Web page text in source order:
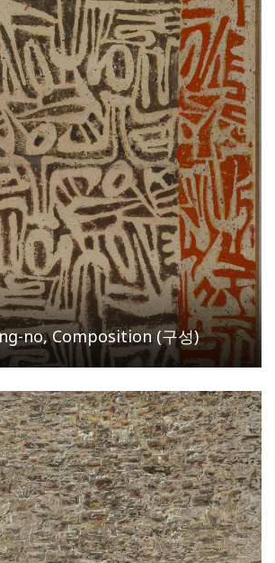
no, Composition (구성)